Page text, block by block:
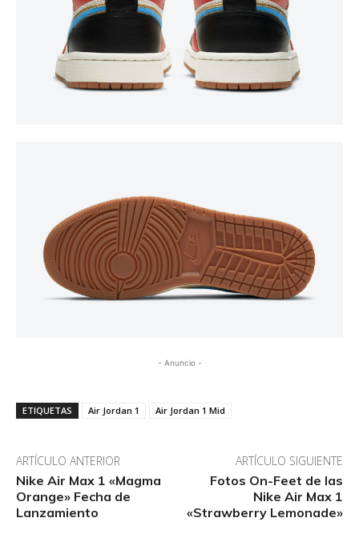
- Anuncio -
ETIQUETAS Air Jordan 1 Air Jordan 1 Mid
ARTÍCULO ANTERIOR
Nike Air Max 1 «Magma
Orange» Fecha de
Lanzamiento
ARTÍCULO SIGUIENTE
Fotos On-Feet de las
Nike Air Max 1
«Strawberry Lemonade»